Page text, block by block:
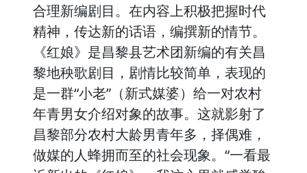
合理新编剧目。在内容上积极把握时代
精神，传达新的话语，编撰新的情节。
《红娘》是昌黎县艺术团新编的有关昌
黎地秧歌剧目，剧情比较简单，表现的
是一群“小老”（新式媒婆）给一对农村
年青男女介绍对象的故事。这就影射了
昌黎部分农村大龄男青年多，择偶难，
做媒的人蜂拥而至的社会现象。“一看最